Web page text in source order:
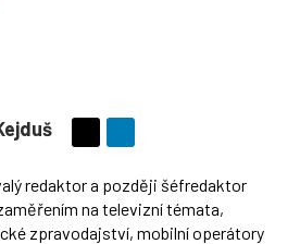
síti
X
redaktor a později šéfredaktor
na televizní témata,
zpravodajství, mobilní operátory